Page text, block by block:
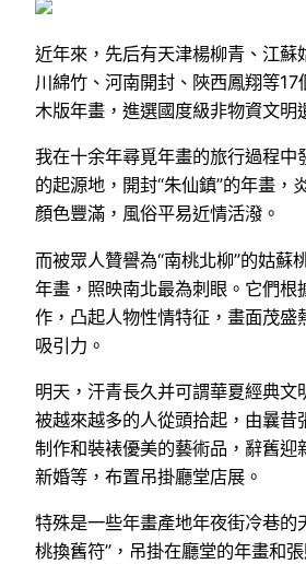
近年來，先后有天津楊柳青、江蘇
川綿竹、河南開封、陜西鳳翔等17
木版年畫，進選國度級非物資文明
我在十余年尋覓年畫的旅行過程中
的起源地，開封“朱仙鎮”的年畫，
顏色豐滿，風俗平易近情活潑。
而被眾人贊譽為“南桃北柳”的姑蘇
年畫，照映南北最為刺眼。它們根
作，凸起人物性情特征，畫面茂盛
吸引力。
明天，汗青長久并可謂華夏經典文
被越來越多的人從頭拾起，由曩昔
制作和裝裱優美的藝術品，辭舊迎
新婚等，布置吊掛廳堂店展。
特殊是一些年畫產地年夜街冷巷的
桃換舊符”，吊掛在廳堂的年畫和